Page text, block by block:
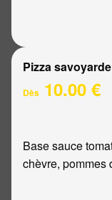
Pizza savoyarde
Dès 10.00 €
Base sauce
chèvre, pommes